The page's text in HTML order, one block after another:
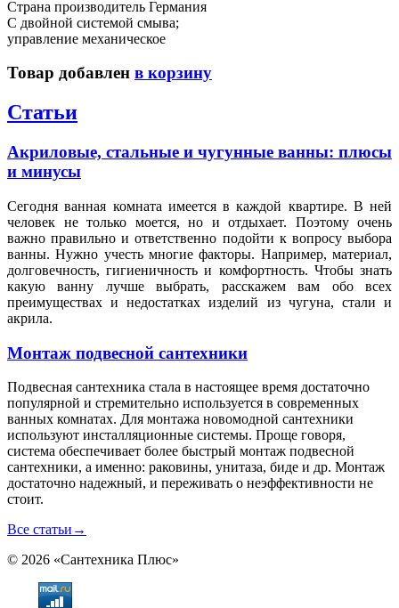
Страна производитель Германия
С двойной системой смыва;
управление механическое
Товар добавлен в корзину
Статьи
Акриловые, стальные и чугунные ванны: плюсы
и минусы
Сегодня ванная комната имеется в каждой квартире. В ней
человек не только моется, но и отдыхает. Поэтому очень
важно правильно и ответственно подойти к вопросу выбора
ванны. Нужно учесть многие факторы. Например, материал,
долговечность, гигиеничность и комфортность. Чтобы знать
какую ванну лучше выбрать, расскажем вам обо всех
преимуществах и недостатках изделий из чугуна, стали и
акрила.
Монтаж подвесной сантехники
Подвесная сантехника стала в настоящее время достаточно
популярной и стремительно используется в современных
ванных комнатах. Для монтажа новомодной сантехники
используют инсталляционные системы. Проще говоря,
система обеспечивает более быстрый монтаж подвесной
сантехники, а именно: раковины, унитаза, биде и др. Монтаж
достаточно надежный, и переживать о неэффективности не
стоит.
Все статьи →
© 2026 «Сантехника Плюс»